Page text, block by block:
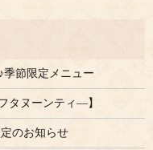
季節限定メニュー
タヌーンティ―】
のお知らせ